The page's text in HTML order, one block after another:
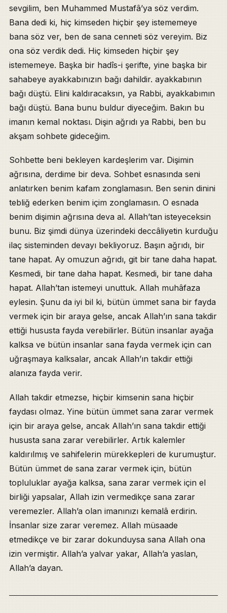
sevgilim, ben Muhammed Mustafâ’ya söz verdim.
Bana dedi ki, hiç kimseden hiçbir şey istememeye
bana söz ver, ben de sana cenneti söz vereyim. Biz
ona söz verdik dedi. Hiç kimseden hiçbir şey
istememeye. Başka bir hadîs-i şerifte, yine başka bir
sahabeye ayakkabınızın bağı dahildir. ayakkabının
bağı düştü. Elini kaldıracaksın, ya Rabbi, ayakkabımın
bağı düştü. Bana bunu buldur diyeceğim. Bakın bu
imanın kemal noktası. Dişin ağrıdı ya Rabbi, ben bu
akşam sohbete gideceğim.
Sohbette beni bekleyen kardeşlerim var. Dişimin
ağrısına, derdime bir deva. Sohbet esnasında seni
anlatırken benim kafam zonglamasın. Ben senin dinini
tebliğ ederken benim içim zonglamasın. O esnada
benim dişimin ağrısına deva al. Allah’tan isteyeceksin
bunu. Biz şimdi dünya üzerindeki deccâliyetin kurduğu
ilaç sisteminden devayı bekliyoruz. Başın ağrıdı, bir
tane hapat. Ay omuzun ağrıdı, git bir tane daha hapat.
Kesmedi, bir tane daha hapat. Kesmedi, bir tane daha
hapat. Allah’tan istemeyi unuttuk. Allah muhâfaza
eylesin. Şunu da iyi bil ki, bütün ümmet sana bir fayda
vermek için bir araya gelse, ancak Allah’ın sana takdir
ettiği hususta fayda verebilirler. Bütün insanlar ayağa
kalksa ve bütün insanlar sana fayda vermek için can
uğraşmaya kalksalar, ancak Allah’ın takdir ettiği
alanıza fayda verir.
Allah takdir etmezse, hiçbir kimsenin sana hiçbir
faydası olmaz. Yine bütün ümmet sana zarar vermek
için bir araya gelse, ancak Allah’ın sana takdir ettiği
hususta sana zarar verebilirler. Artık kalemler
kaldırılmış ve sahifelerin mürekkepleri de kurumuştur.
Bütün ümmet de sana zarar vermek için, bütün
topluluklar ayağa kalksa, sana zarar vermek için el
birliği yapsalar, Allah izin vermedikçe sana zarar
veremezler. Allah’a olan imanınızı kemalâ erdirin.
İnsanlar size zarar veremez. Allah müsaade
etmedikçe ve bir zarar dokunduysa sana Allah ona
izin vermiştir. Allah’a yalvar yakar, Allah’a yaslan,
Allah’a dayan.